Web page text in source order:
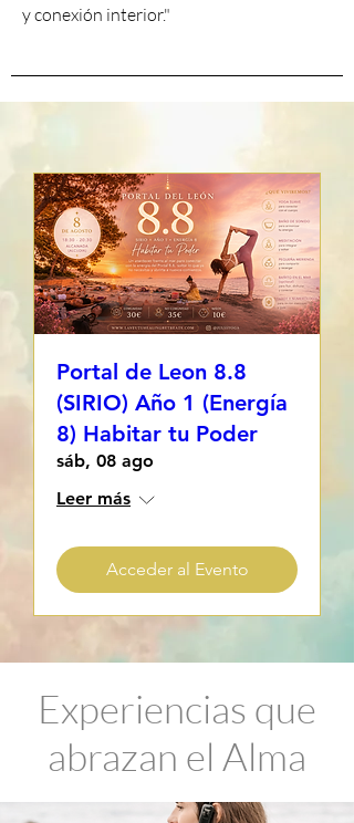
y conexión interior."
Portal de Leon 8.8
(SIRIO) Año 1 (Energía
8) Habitar tu Poder
sáb, 08 ago
Leer más
Acceder al Evento
Experiencias que
abrazan el Alma